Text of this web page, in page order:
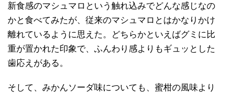
新食感のマシュマロという触れ込みでどんな感じなの
かと食べてみたが、従来のマシュマロとはかなりかけ
離れているように思えた。どちらかといえばグミに比
重が置かれた印象で、ふんわり感よりもギュッとした
歯応えがある。
そして、みかんソーダ味についても、蜜柑の風味より